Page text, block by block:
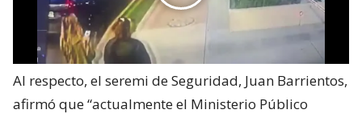
Al respecto, el seremi de Seguridad, Juan Barrientos,
afirmó que “actualmente el Ministerio Público